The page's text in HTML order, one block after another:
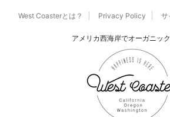
West Coasterとは？ Privacy Policy サ
アメリカ西海岸でオーガニッ